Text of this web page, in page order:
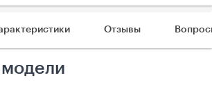
Отзывы